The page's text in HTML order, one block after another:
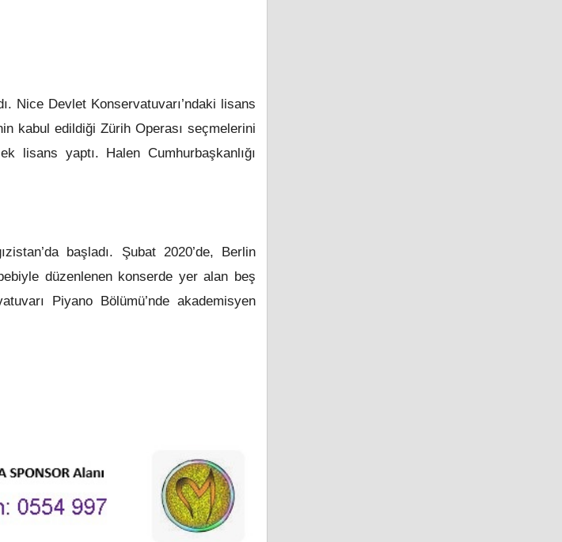
Nice Devlet Konservatuvarı’ndaki lisans
kabul edildiği Zürih Operası seçmelerini
lisans yaptı. Halen Cumhurbaşkanlığı
başladı. Şubat 2020’de, Berlin
düzenlenen konserde yer alan beş
Piyano Bölümü’nde akademisyen